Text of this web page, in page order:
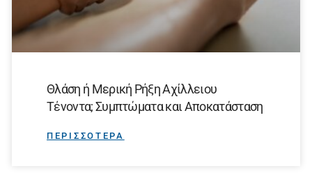
Θλάση ή Μερική Ρήξη Αχίλλειου
Τένοντα; Συμπτώματα και Αποκατάσταση
ΠΕΡΙΣΣΟΤΕΡΑ